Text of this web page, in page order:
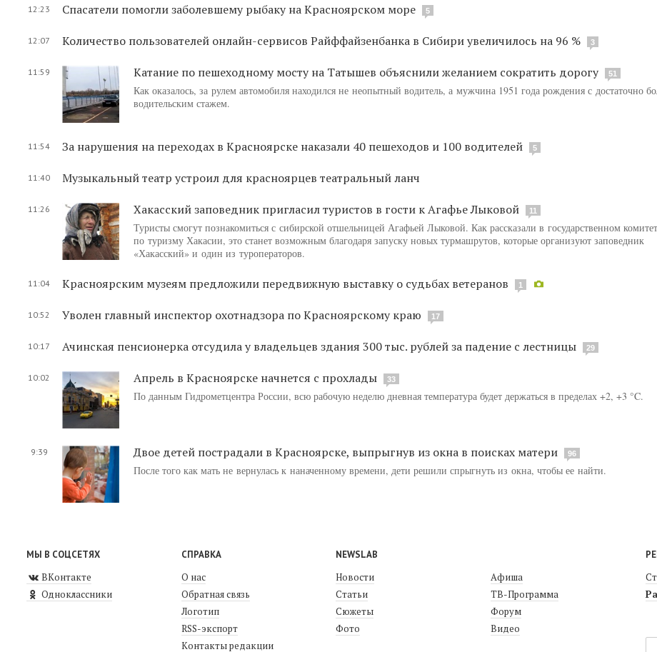
12:23 Спасатели помогли заболевшему рыбаку на Красноярском море 5
12:07 Количество пользователей онлайн-сервисов Райффайзенбанка в Сибири увеличилось на 96 % 3
11:59 Катание по пешеходному мосту на Татышев объяснили желанием сократить дорогу 51
Как оказалось, за рулем автомобиля находился не неопытный водитель, а мужчина 1951 года рождения с достаточно
водительским стажем.
11:54 За нарушения на переходах в Красноярске наказали 40 пешеходов и 100 водителей 5
11:40 Музыкальный театр устроил для красноярцев театральный ланч
11:26 Хакасский заповедник пригласил туристов в гости к Агафье Лыковой 11
Туристы смогут познакомиться с сибирской отшельницей Агафьей Лыковой. Как рассказали в государственном
по туризму Хакасии, это станет возможным благодаря запуску новых турмашрутов, которые организуют заповедник
«Хакасский» и один из туроператоров.
11:04 Красноярским музеям предложили передвижную выставку о судьбах ветеранов 1
10:52 Уволен главный инспектор охотнадзора по Красноярскому краю 17
10:17 Ачинская пенсионерка отсудила у владельцев здания 300 тыс. рублей за падение с лестницы 29
10:02 Апрель в Красноярске начнется с прохлады 33
По данным Гидрометцентра России, всю рабочую неделю дневная температура будет держаться в пределах +2, +3 °C.
9:39 Двое детей пострадали в Красноярске, выпрыгнув из окна в поисках матери 96
После того как мать не вернулась к наначенному времени, дети решили спрыгнуть из окна, чтобы ее найти.
МЫ В СОЦСЕТЯХ
ВКонтакте
Одноклассники
СПРАВКА
О нас
Обратная связь
Логотип
RSS-экспорт
Контакты редакции
NEWSLAB
Новости
Статьи
Сюжеты
Фото
Афиша
ТВ-Программа
Форум
Видео